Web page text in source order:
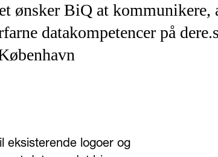
ønsker BiQ at kommunikere,
datakompetencer på dere.s
eksisterende logoer og